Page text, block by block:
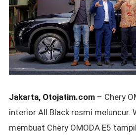
Jakarta, Otojatim.com– Chery
interior All Black resmi meluncur.
membuat Chery OMODA E5